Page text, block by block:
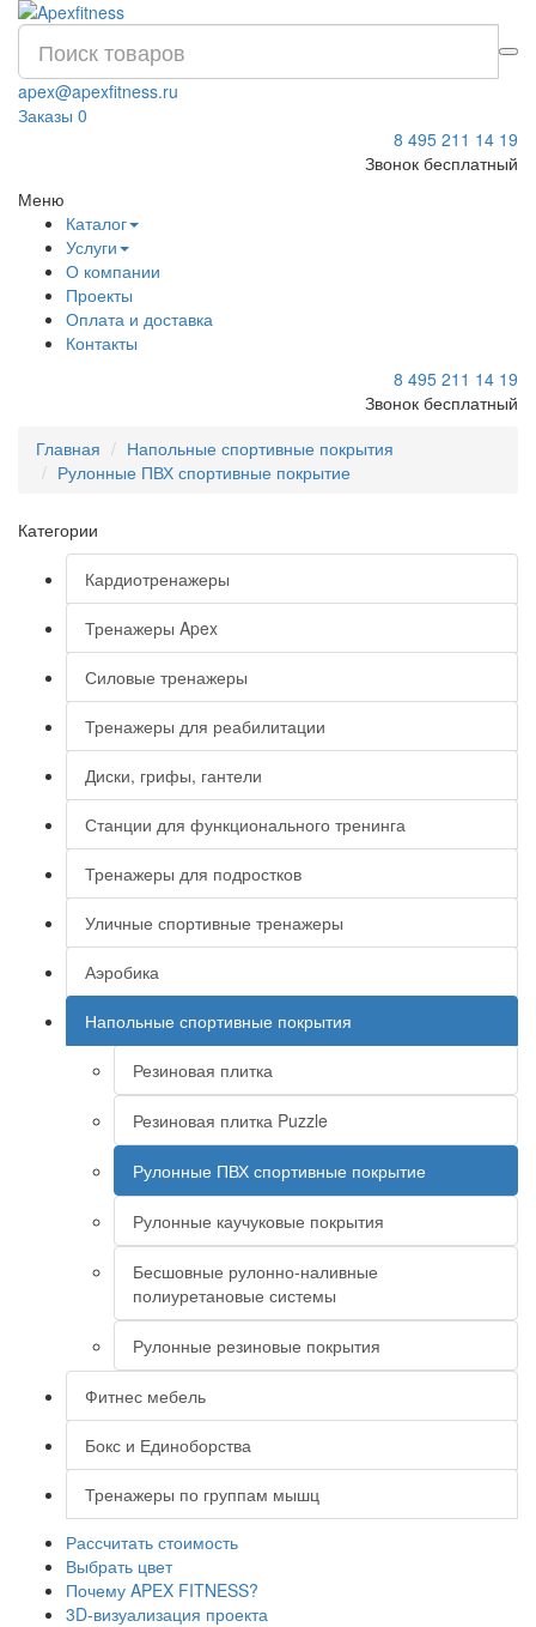
apex@apexfitness.ru
Заказы 0
8 495 211 14 19
Звонок бесплатный
Меню
Каталог
Услуги
О компании
Проекты
Оплата и доставка
Контакты
8 495 211 14 19
Звонок бесплатный
Главная
Напольные спортивные покрытия
Рулонные ПВХ спортивные покрытие
Категории
Кардиотренажеры
Тренажеры Apex
Силовые тренажеры
Тренажеры для реабилитации
Диски, грифы, гантели
Станции для функционального тренинга
Тренажеры для подростков
Уличные спортивные тренажеры
Аэробика
Напольные спортивные покрытия
Резиновая плитка
Резиновая плитка Puzzle
Рулонные ПВХ спортивные покрытие
Рулонные каучуковые покрытия
Бесшовные рулонно-наливные
полиуретановые системы
Рулонные резиновые покрытия
Фитнес мебель
Бокс и Единоборства
Тренажеры по группам мышц
Рассчитать стоимость
Выбрать цвет
Почему APEX FITNESS?
3D-визуализация проекта